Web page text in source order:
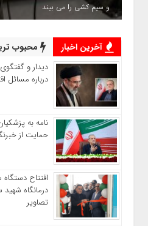
و سیم کشی را می بیند
آخرین اخبار محبوب
دیدار و
درباره مسائل
نامه به
حمایت از
افتتاح
درمانگاه شهید
تصاویر